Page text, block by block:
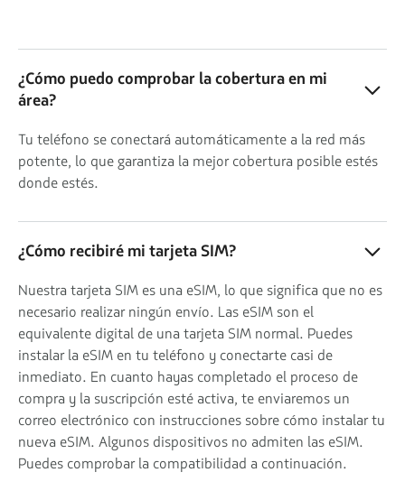
¿Cómo puedo comprobar la cobertura en mi
área?
Tu teléfono se conectará automáticamente a la red más
potente, lo que garantiza la mejor cobertura posible estés
donde estés.
¿Cómo recibiré mi tarjeta SIM?
Nuestra tarjeta SIM es una eSIM, lo que significa que no es
necesario realizar ningún envío. Las eSIM son el
equivalente digital de una tarjeta SIM normal. Puedes
instalar la eSIM en tu teléfono y conectarte casi de
inmediato. En cuanto hayas completado el proceso de
compra y la suscripción esté activa, te enviaremos un
correo electrónico con instrucciones sobre cómo instalar tu
nueva eSIM. Algunos dispositivos no admiten las eSIM.
Puedes comprobar la compatibilidad a continuación.